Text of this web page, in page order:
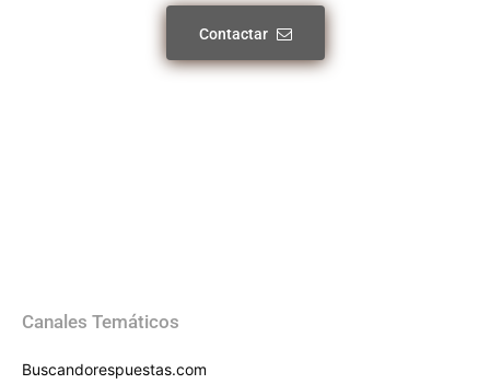
Contactar
Canales Temáticos
Buscandorespuestas.com